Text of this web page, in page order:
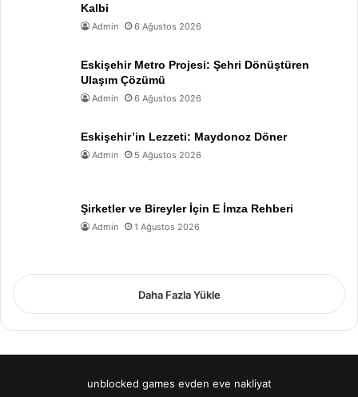
Kalbi
Admin 6 Ağustos 2026
Eskişehir Metro Projesi: Şehri Dönüştüren
Ulaşım Çözümü
Admin 6 Ağustos 2026
Eskişehir’in Lezzeti: Maydonoz Döner
Admin 5 Ağustos 2026
Şirketler ve Bireyler İçin E İmza Rehberi
Admin 1 Ağustos 2026
Daha Fazla Yükle
unblocked games evden eve nakliyat